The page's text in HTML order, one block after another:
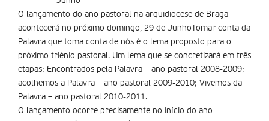
O lançamento do ano pastoral na arquidiocese de Braga
acontecerá no próximo domingo, 29 de JunhoTomar conta da
Palavra que toma conta de nós é o lema proposto para o
próximo triénio pastoral. Um lema que se concretizará em três
etapas: Encontrados pela Palavra – ano pastoral 2008-2009;
acolhemos a Palavra – ano pastoral 2009-2010; Vivemos da
Palavra – ano pastoral 2010-2011.
O lançamento ocorre precisamente no início do ano